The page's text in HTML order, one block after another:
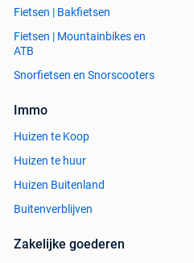
Fietsen | Bakfietsen
Fietsen | Mountainbikes en
ATB
Snorfietsen en Snorscooters
Immo
Huizen te Koop
Huizen te huur
Huizen Buitenland
Buitenverblijven
Zakelijke goederen